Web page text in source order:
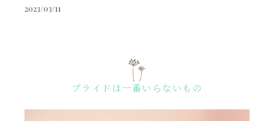
2023/03/11
プライドは一番いらないもの